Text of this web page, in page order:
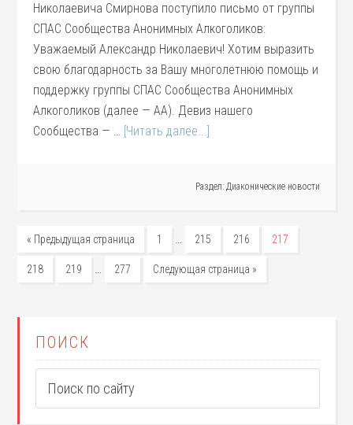
Николаевича Смирнова поступило письмо от группы
СПАС Сообщества Анонимных Алкоголиков:
Уважаемый Александр Николаевич! Хотим выразить
свою благодарность за Вашу многолетнюю помощь и
поддержку группы СПАС Сообщества Анонимных
Алкоголиков (далее — АА). Девиз нашего
Сообщества — … [Читать далее...]
Раздел: Диаконические новости
« Предыдущая страница 1 … 215 216 217
218 219 … 277 Следующая страница »
ПОИСК